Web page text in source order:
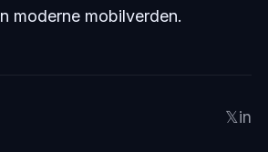
moderne mobilverden.
𝕏in